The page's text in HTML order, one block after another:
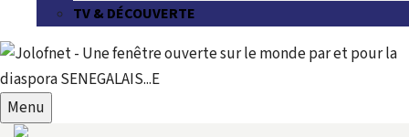
TV & DÉCOUVERTE
Menu